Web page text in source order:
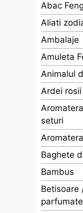
Abac
Aliati
Ambalaje
Amuleta
Animalul
Ardei rosii
seturi
Baghete
Bambus
Betisoare
parfumate